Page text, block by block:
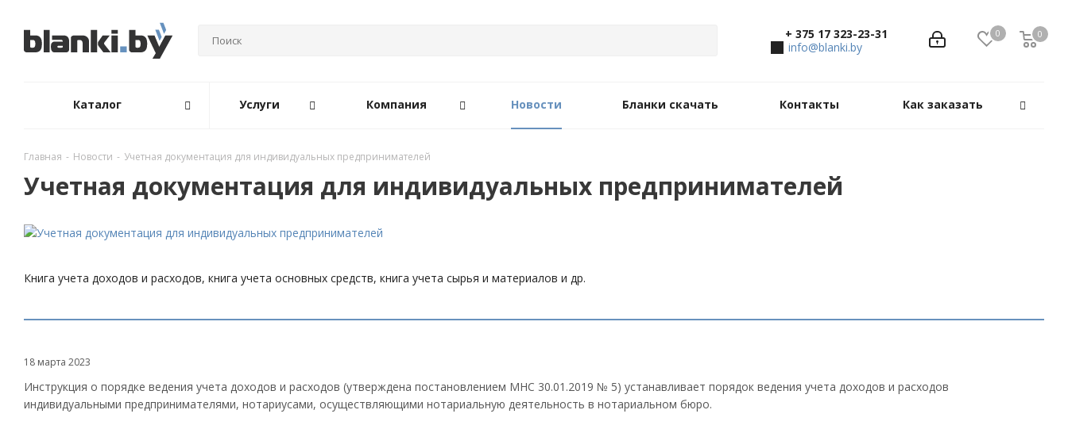
0 0
0
+ 375 17 323-23-31
info@blanki.by
Каталог Услуги Компания Новости Бланки скачать Контакты Как заказать
Главная - Новости - Учетная документация для индивидуальных предпринимателей
Учетная документация для индивидуальных предпринимателей
Книга учета доходов и расходов, книга учета основных средств, книга учета сырья и материалов и др.
18 марта 2023
Инструкция о порядке ведения учета доходов и расходов (утверждена постановлением МНС 30.01.2019 № 5) устанавливает порядок ведения учета доходов и расходов
индивидуальными предпринимателями, нотариусами, осуществляющими нотариальную деятельность в нотариальном бюро.